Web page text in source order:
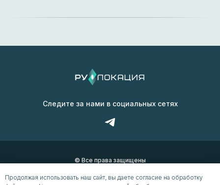
Продолжая использовать наш сайт, вы даете согласие на обработку
Политика конфиденциальности
© Все права защищены
Следите за нами в социальных сетях